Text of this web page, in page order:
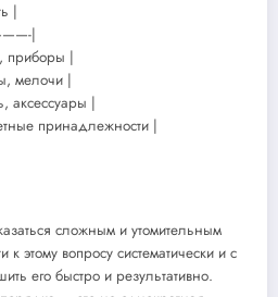
|
|
приборы |
мелочи |
аксессуары |
принадлежности |
сложным и утомительным
этому вопросу систематически и с
его быстро и результативно.